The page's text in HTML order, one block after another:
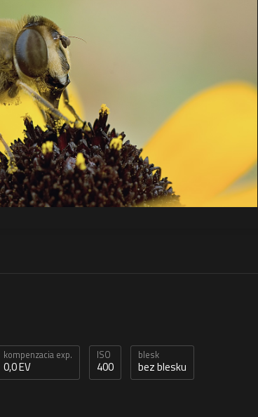
kompenzacia exp.
0,0 EV
ISO
400
blesk
bez blesku